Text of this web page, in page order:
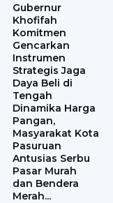
Gubernur
Khofifah
Komitmen
Gencarkan
Instrumen
Strategis Jaga
Daya Beli di
Tengah
Dinamika Harga
Pangan,
Masyarakat Kota
Pasuruan
Antusias Serbu
Pasar Murah
dan Bendera
Merah...